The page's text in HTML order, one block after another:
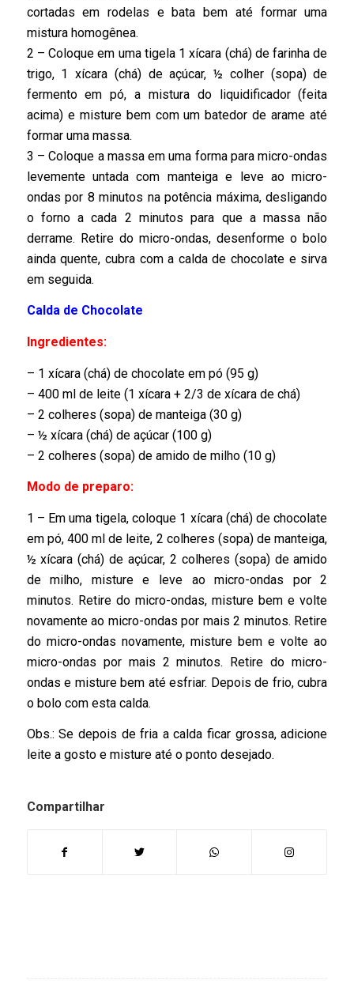
cortadas em rodelas e bata bem até formar uma
mistura homogênea.
2 – Coloque em uma tigela 1 xícara (chá) de farinha de
trigo, 1 xícara (chá) de açúcar, ½ colher (sopa) de
fermento em pó, a mistura do liquidificador (feita
acima) e misture bem com um batedor de arame até
formar uma massa.
3 – Coloque a massa em uma forma para micro-ondas
levemente untada com manteiga e leve ao micro-
ondas por 8 minutos na potência máxima, desligando
o forno a cada 2 minutos para que a massa não
derrame. Retire do micro-ondas, desenforme o bolo
ainda quente, cubra com a calda de chocolate e sirva
em seguida.
Calda de Chocolate
Ingredientes:
– 1 xícara (chá) de chocolate em pó (95 g)
– 400 ml de leite (1 xícara + 2/3 de xícara de chá)
– 2 colheres (sopa) de manteiga (30 g)
– ½ xícara (chá) de açúcar (100 g)
– 2 colheres (sopa) de amido de milho (10 g)
Modo de preparo:
1 – Em uma tigela, coloque 1 xícara (chá) de chocolate
em pó, 400 ml de leite, 2 colheres (sopa) de manteiga,
½ xícara (chá) de açúcar, 2 colheres (sopa) de amido
de milho, misture e leve ao micro-ondas por 2
minutos. Retire do micro-ondas, misture bem e volte
novamente ao micro-ondas por mais 2 minutos. Retire
do micro-ondas novamente, misture bem e volte ao
micro-ondas por mais 2 minutos. Retire do micro-
ondas e misture bem até esfriar. Depois de frio, cubra
o bolo com esta calda.
Obs.: Se depois de fria a calda ficar grossa, adicione
leite a gosto e misture até o ponto desejado.
Compartilhar